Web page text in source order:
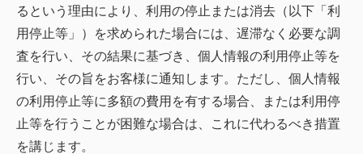
るという理由により、利用の停止または消去（以下「利
用停止等」）を求められた場合には、遅滞なく必要な調
査を行い、その結果に基づき、個人情報の利用停止等を
行い、その旨をお客様に通知します。ただし、個人情報
の利用停止等に多額の費用を有する場合、または利用停
止等を行うことが困難な場合は、これに代わるべき措置
を講じます。